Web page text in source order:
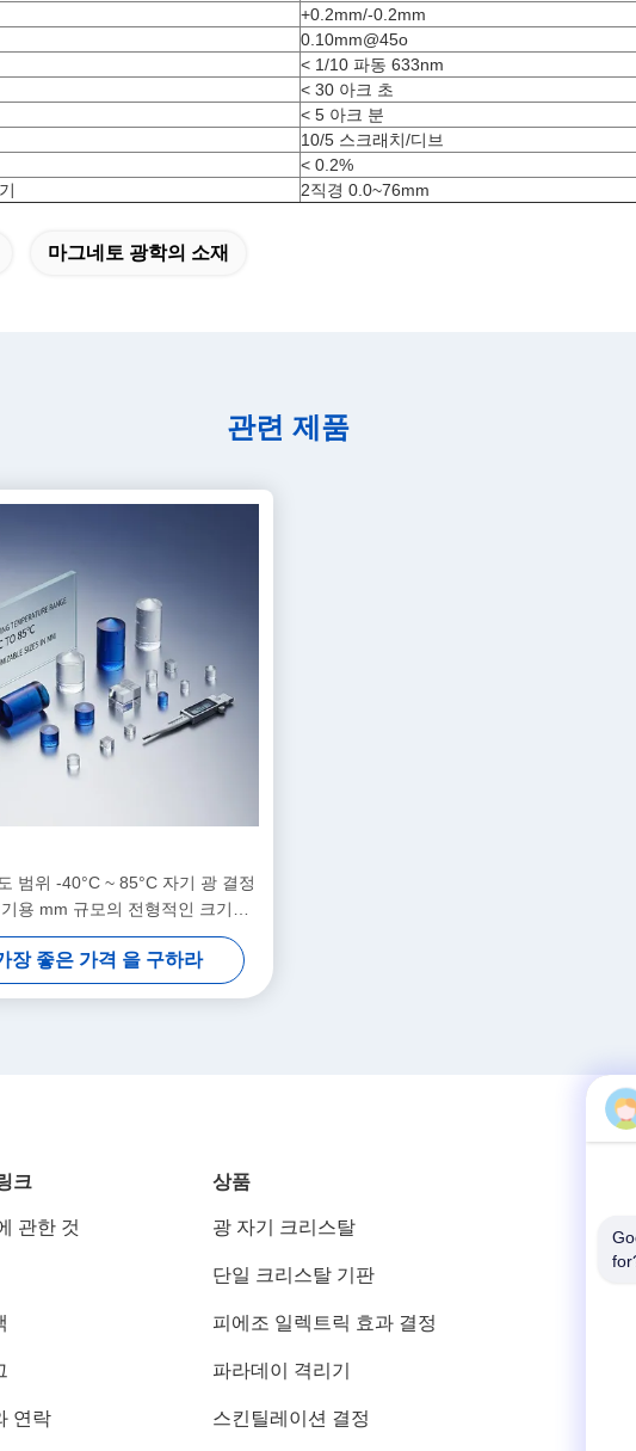
+0.2mm/-0.2mm
0.10mm@45o
< 1/10 파동 633nm
< 30 아크 초
< 5 아크 분
10/5 스크래치/디브
< 0.2%
2직경 0.0~76mm
마그네토 광학의 소재
관련 제품
범위 -40°C ~ 85°C 자기 광 결정
용 mm 규모의 전형적인 크기를
용자 정의 할 수 있습니다
장 좋은 가격 을 구하라
크
관한 것
연락
상품
광 자기 크리스탈
단일 크리스탈 기판
피에조 일렉트릭 효과 결정
파라데이 격리기
스킨틸레이션 결정